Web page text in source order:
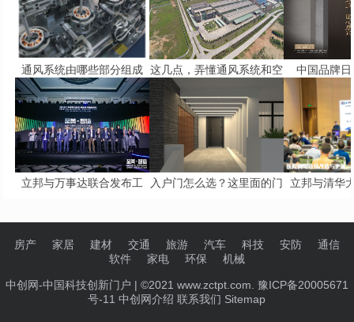
通风系统由哪些部分组成 这几点，弄懂通风系统和空 中国品牌
立邦与万事达联合发布工 入户门怎么选？这里面的门 立邦与清华
房产 家居 建材 交通 旅游 汽车 科技 安防
通信
软件
家电 环保 机械
中创网-中国科技创新门户 | ©2021 www.zctpt.com. 豫ICP备20005671
号-11中创网介绍 联系我们 Sitemap